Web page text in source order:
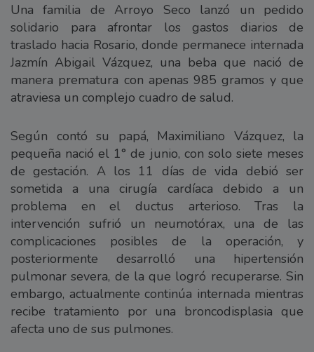
Una familia de Arroyo Seco lanzó un pedido
solidario para afrontar los gastos diarios de
traslado hacia Rosario, donde permanece internada
Jazmín Abigail Vázquez, una beba que nació de
manera prematura con apenas 985 gramos y que
atraviesa un complejo cuadro de salud.
Según contó su papá, Maximiliano Vázquez, la
pequeña nació el 1° de junio, con solo siete meses
de gestación. A los 11 días de vida debió ser
sometida a una cirugía cardíaca debido a un
problema en el ductus arterioso. Tras la
intervención sufrió un neumotórax, una de las
complicaciones posibles de la operación, y
posteriormente desarrolló una hipertensión
pulmonar severa, de la que logró recuperarse. Sin
embargo, actualmente continúa internada mientras
recibe tratamiento por una broncodisplasia que
afecta uno de sus pulmones.